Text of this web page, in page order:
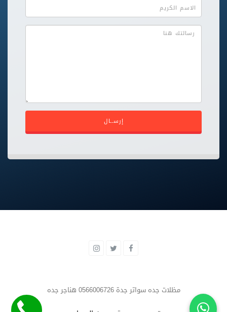
إرســال
مظلات جده سواتر جدة 0566006726 هناجر جده